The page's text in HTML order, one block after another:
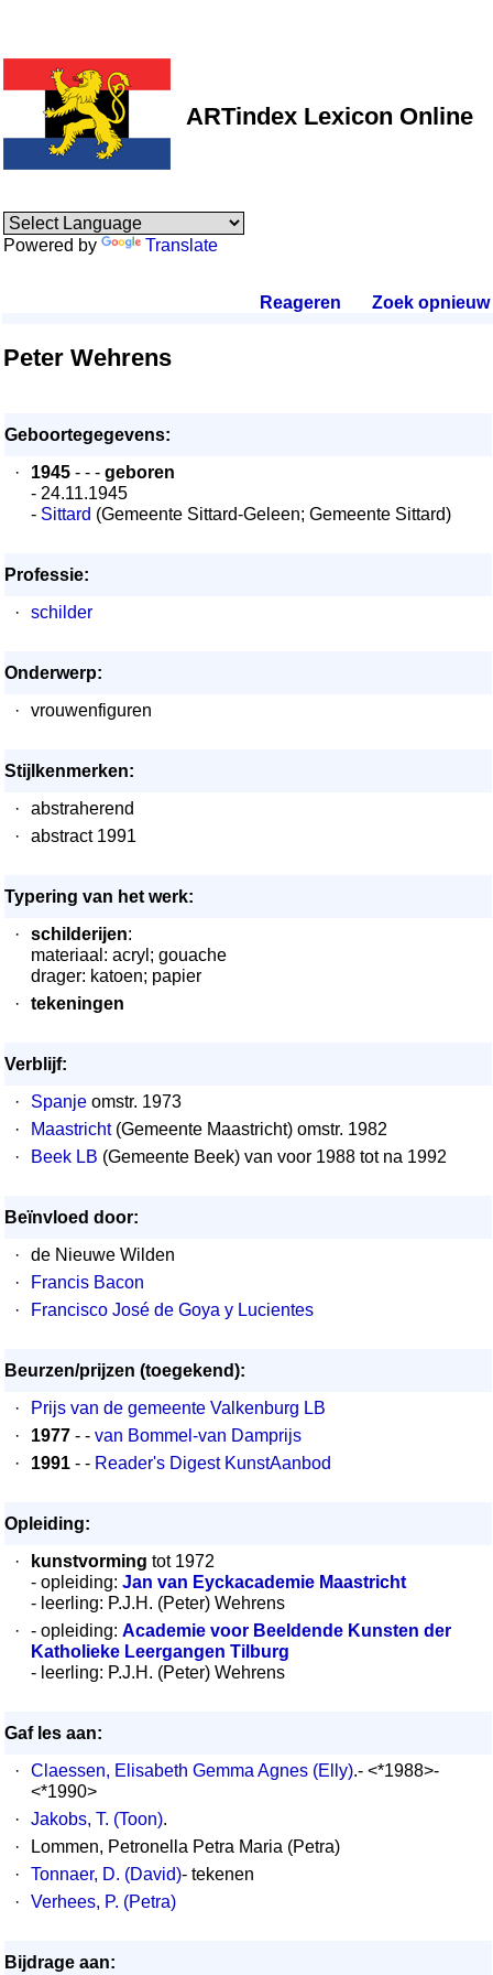
ARTindex Lexicon Online
Powered by Translate
Reageren Zoek opnieuw.
Peter Wehrens
Geboortegegevens:
·
1945 - - - geboren
- 24.11.1945
- Sittard (Gemeente Sittard-Geleen; Gemeente Sittard)
Professie:
·
schilder
Onderwerp:
·
vrouwenfiguren
Stijlkenmerken:
·
abstraherend
·
abstract 1991
Typering van het werk:
·
schilderijen:
materiaal: acryl; gouache
drager: katoen; papier
·
tekeningen
Verblijf:
·
Spanje omstr. 1973
·
Maastricht(Gemeente Maastricht) omstr. 1982
·
Beek LB (Gemeente Beek) van voor 1988 tot na 1992
Beïnvloed door:
·
de Nieuwe Wilden
·
Francis Bacon
·
Francisco José de Goya y Lucientes
Beurzen/prijzen (toegekend):
·
Prijs van de gemeente Valkenburg LB
·
1977 - - van Bommel-van Damprijs
·
1991 - - Reader's Digest KunstAanbod
Opleiding:
·
kunstvorming tot 1972
- opleiding: Jan van Eyckacademie Maastricht
- leerling: P.J.H. (Peter) Wehrens
·
- opleiding: Academie voor Beeldende Kunsten der
Katholieke Leergangen Tilburg
- leerling: P.J.H. (Peter) Wehrens
Gaf les aan:
·
Claessen, Elisabeth Gemma Agnes (Elly).- <*1988>-
<*1990>
·
Jakobs, T. (Toon).
·
Lommen, Petronella Petra Maria (Petra)
·
Tonnaer, D. (David)- tekenen
·
Verhees, P. (Petra)
Bijdrage aan: